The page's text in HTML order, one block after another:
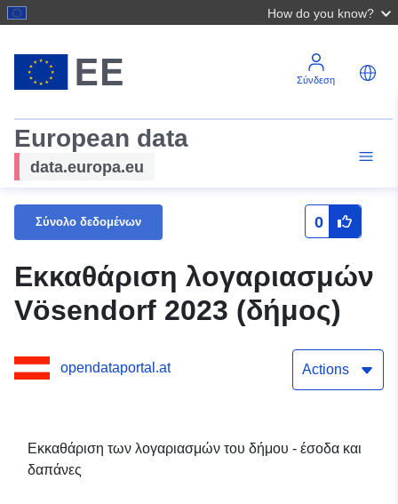
How do you know?
Σύνδεση
European data
data.europa.eu
Σύνολο δεδομένων 0
Εκκαθάριση λογαριασμών
Vösendorf 2023 (δήμος)
opendataportal.at Actions
Εκκαθάριση των λογαριασμών του δήμου - έσοδα και
δαπάνες